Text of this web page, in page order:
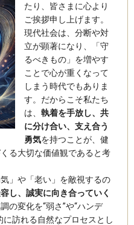
たり、皆さまに心より
ご挨拶申し上げます。
現代社会は、分断や対
立が顕著になり、「守
るべきもの」を増やす
ことで心が重くなって
しまう時代でもありま
す。だからこそ私たち
は、 執着を手放し、共
に分け合い、支え合う
勇気を持つことが、健
る大切な価値観であると考
」や「老い」を敵視するの
し、誠実に向き合っていく
の変化を“弱さ”や“ハンデ
に訪れる自然なプロセスとし